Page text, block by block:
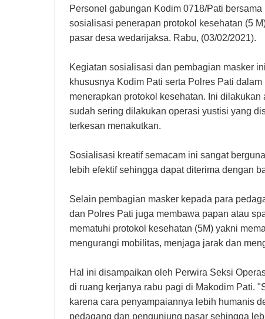
Personel gabungan Kodim 0718/Pati
sosialisasi penerapan protokol kesehatan (5
pasar desa wedarijaksa. Rabu, (03/02/2021).
Kegiatan sosialisasi dan pembagian masker
khususnya Kodim Pati serta Polres Pati
menerapkan protokol kesehatan. Ini
sudah sering dilakukan operasi yustisi yang
terkesan menakutkan.
Sosialisasi kreatif semacam ini sangat
lebih efektif sehingga dapat diterima dengan
Selain pembagian masker kepada para
dan Polres Pati juga membawa papan atau
mematuhi protokol kesehatan (5M) yakni
mengurangi mobilitas, menjaga jarak dan
Hal ini disampaikan oleh Perwira Seksi
di ruang kerjanya rabu pagi di Makodim Pati.
karena cara penyampaiannya lebih humanis
pedagang dan pengunjung pasar sehingga